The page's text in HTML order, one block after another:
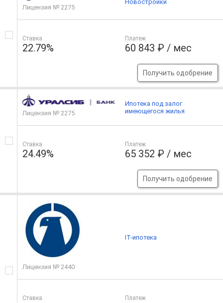
Лицензия № 2275
Ставка
22.79%
Платеж
60 843 ₽ / мес
Получить одобрение
Новостройки
Лицензия № 2275
Ставка
24.49%
Платеж
65 352 ₽ / мес
Получить одобрение
Ипотека под залог
имеющегося жилья
Лицензия № 2440
Ставка Платеж
IT-ипотека